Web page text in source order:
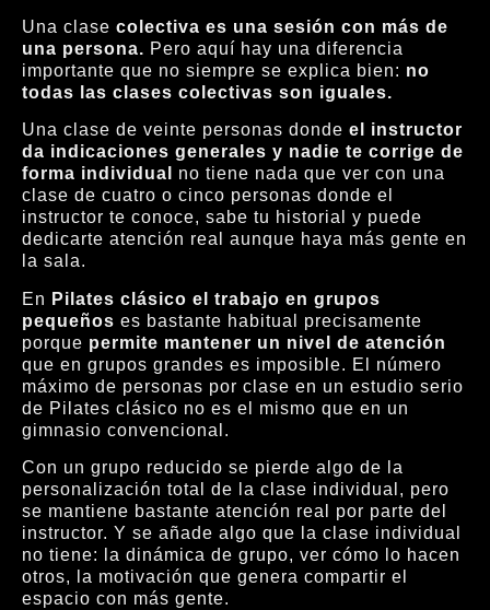
Una clase colectiva es una sesión con más de
una persona. Pero aquí hay una diferencia
importante que no siempre se explica bien: no
todas las clases colectivas son iguales.
Una clase de veinte personas donde el instructor
da indicaciones generales y nadie te corrige de
forma individual no tiene nada que ver con una
clase de cuatro o cinco personas donde el
instructor te conoce, sabe tu historial y puede
dedicarte atención real aunque haya más gente en
la sala.
En Pilates clásico el trabajo en grupos
pequeños es bastante habitual precisamente
porque permite mantener un nivel de atención
que en grupos grandes es imposible. El número
máximo de personas por clase en un estudio serio
de Pilates clásico no es el mismo que en un
gimnasio convencional.
Con un grupo reducido se pierde algo de la
personalización total de la clase individual, pero
se mantiene bastante atención real por parte del
instructor. Y se añade algo que la clase individual
no tiene: la dinámica de grupo, ver cómo lo hacen
otros, la motivación que genera compartir el
espacio con más gente.